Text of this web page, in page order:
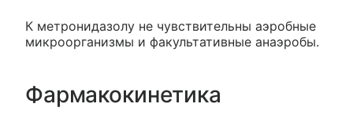
К метронидазолу не чувствительны аэробные
микроорганизмы и факультативные анаэробы.
Фармакокинетика